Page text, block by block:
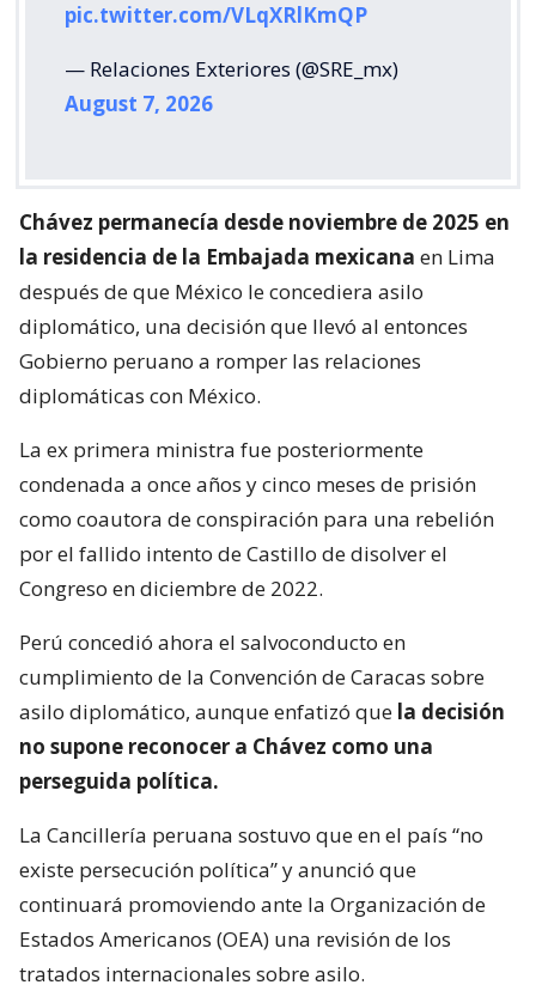
pic.twitter.com/VLqXRlKmQP
— Relaciones Exteriores (@SRE_mx)
August 7, 2026
Chávez permanecía desde noviembre de 2025 en
la residencia de la Embajada mexicana en Lima
después de que México le concediera asilo
diplomático, una decisión que llevó al entonces
Gobierno peruano a romper las relaciones
diplomáticas con México.
La ex primera ministra fue posteriormente
condenada a once años y cinco meses de prisión
como coautora de conspiración para una rebelión
por el fallido intento de Castillo de disolver el
Congreso en diciembre de 2022.
Perú concedió ahora el salvoconducto en
cumplimiento de la Convención de Caracas sobre
asilo diplomático, aunque enfatizó que la decisión
no supone reconocer a Chávez como una
perseguida política.
La Cancillería peruana sostuvo que en el país “no
existe persecución política” y anunció que
continuará promoviendo ante la Organización de
Estados Americanos (OEA) una revisión de los
tratados internacionales sobre asilo.